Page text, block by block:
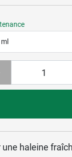
une haleine